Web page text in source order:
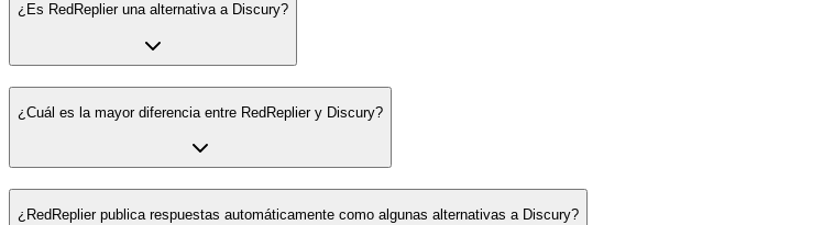
¿Es RedReplier una alternativa a Discury?
¿Cuál es la mayor diferencia entre RedReplier y Discury?
¿RedReplier publica respuestas automáticamente como algunas alternativas a Discury?